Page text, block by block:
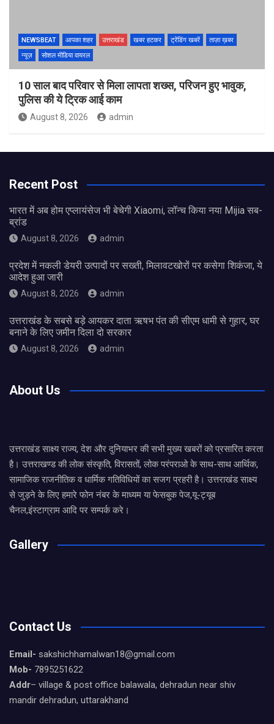
NEWSBEAT आपका शहर उत्तराखंड खबर हटकर ट्रेंडिंग खबरें
ताज़ा ख़बर
न्यूज़
सोशल मीडिया वायरल
10 साल बाद परिवार से मिला लापता शख्स, परिजन हुए भावुक,
पुलिस की ये ट्रिक आई काम
August 8, 2026 admin
Recent Post
भारत में अब होम एप्लायंसेज भी बेचेगी Xiaomi, लॉन्च किया नया Mijia सब-
ब्रांड
August 8, 2026 admin
प्रदेश में नकली डेयरी उत्पादों पर सख्ती, मिलावटखोरों पर कसेगा शिकंजा, ये
आदेश हुआ जारी
August 8, 2026 admin
उत्तराखंड के सबसे बड़े आयकर दाता ऋषभ पंत की सीएम धामी से गुहार, घर
बनाने के लिए जमीन दिला दो सरकार
August 8, 2026 admin
About Us
उत्तराखंड साक्ष्य राज्य, देश और दुनियाभर की सभी मुख्य खबरों को प्रसारित करता
है। उत्तराखण्ड की लोक संस्कृति, विरासतों, लोक परंपराओ के साथ-साथ आर्थिक,
सामाजिक राजनीतिक व धार्मिक गतिविधियों का सजग प्रहरी है। उत्तराखंड साक्ष्य
से जुड़ने के लिए हमारे फोन नंबर के माध्यम या फेसबुक पेज,यू-ट्यूब
चैनल,इंस्टाग्राम आदि पर सम्पर्क करे।
Gallery
Contact Us
Email- sakshichhamalwan18@gmail.com
Mob- 7895251622
Addr– village & post office balawala, dehradun near shiv
mandir dehradun, uttarakhand